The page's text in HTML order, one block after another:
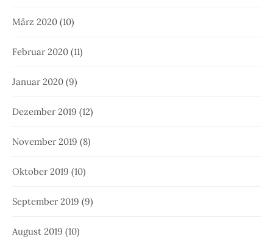
März 2020 (10)
Februar 2020 (11)
Januar 2020 (9)
Dezember 2019 (12)
November 2019 (8)
Oktober 2019 (10)
September 2019 (9)
August 2019 (10)